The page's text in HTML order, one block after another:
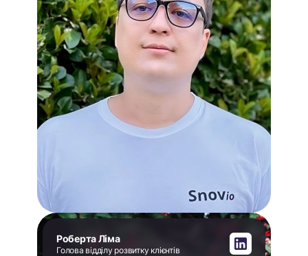
Роберта Ліма
Голова відділу розвитку клієнтів